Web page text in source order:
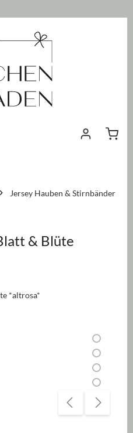
Jersey Hauben & Stirnbänder
0 von 5 Sternen
& Blüte